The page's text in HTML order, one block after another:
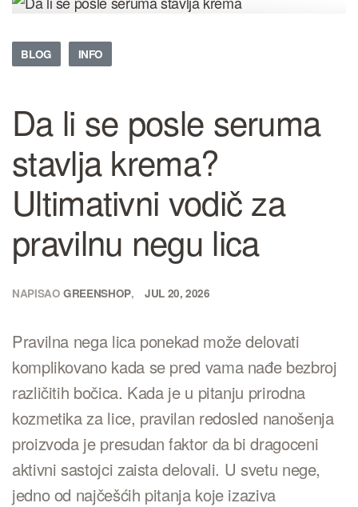
BLOG INFO
Da li se posle seruma
stavlja krema?
Ultimativni vodič za
pravilnu negu lica
NAPISAOGREENSHOP JUL 20, 2026
Pravilna nega lica ponekad može delovati
komplikovano kada se pred vama nađe bezbroj
različitih bočica. Kada je u pitanju prirodna
kozmetika za lice, pravilan redosled nanošenja
proizvoda je presudan faktor da bi dragoceni
aktivni sastojci zaista delovali. U svetu nege,
jedno od najčešćih pitanja koje izaziva